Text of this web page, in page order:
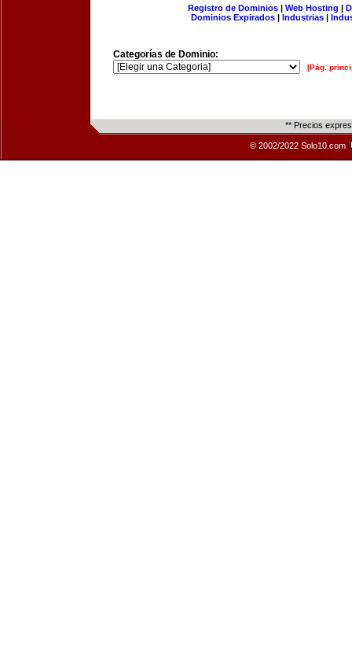
Registro de Dominios| Web Hosting |
Dominios Expirados | Industrias |
Categorías de Dominio:
[Pág.
** Precios
© 2002/2022 Solo10.com